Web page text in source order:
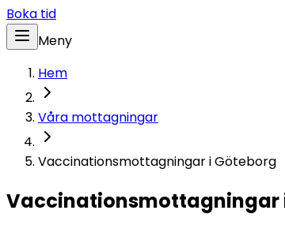
Boka tid
Meny
Hem
Våra mottagningar
Vaccinationsmottagningar i Göteborg
Vaccinationsmottagningar